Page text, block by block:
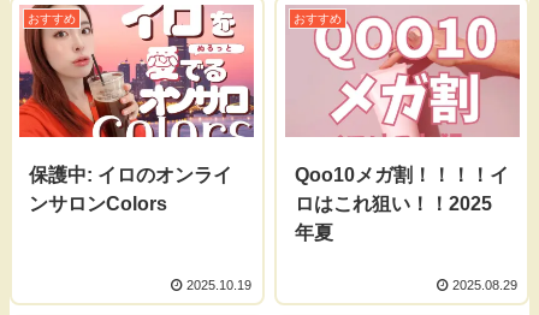
おすすめ
保護中: イロのオンライ
ンサロンColors
2025.10.19
おすすめ
Qoo10メガ割！！！！イ
ロはこれ狙い！！2025
年夏
2025.08.29